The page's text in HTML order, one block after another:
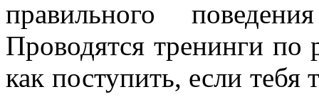
правильного
Проводятся тренинги по
как поступить, если тебя